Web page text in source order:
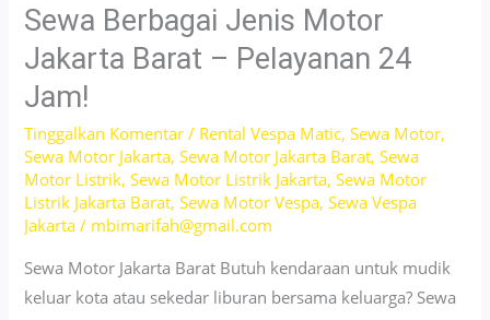
Jakarta
Pusat
–
Low
Rates,
Smooth
Rides
Sewa Berbagai Jenis Motor
Jakarta Barat – Pelayanan 24
Jam!
Tinggalkan Komentar / Rental Vespa Matic,Sewa Motor,
Sewa Motor Jakarta,Sewa Motor Jakarta Barat,Sewa
Motor Listrik,Sewa Motor Listrik Jakarta,Sewa Motor
Listrik Jakarta Barat,Sewa Motor Vespa,Sewa Vespa
Jakarta / mbimarifah@gmail.com
Sewa Motor Jakarta Barat Butuh kendaraan untuk mudik
keluar kota atau sekedar liburan bersama keluarga? Sewa